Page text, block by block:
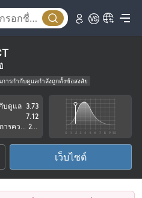
ารกำกับดูแลกำลังถูกตั้งข้อสงสัย
งสงสัย
งอันตรายที่อาจจะซ่อนอยู่
บดูแล 3.73
7.12
เว็บไซต์